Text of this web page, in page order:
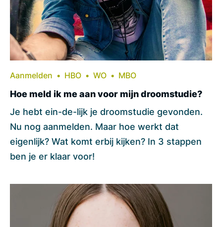
Aanmelden HBO WO MBO
Hoe meld ik me aan voor mijn droomstudie?
Je hebt ein-de-lijk je droomstudie gevonden.
Nu nog aanmelden. Maar hoe werkt dat
eigenlijk? Wat komt erbij kijken? In 3 stappen
ben je er klaar voor!